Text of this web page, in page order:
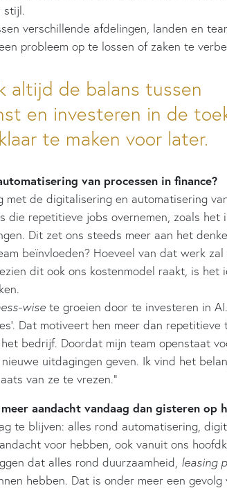
stijl.
verschillende afdelingen, landen en
probleem op te lossen of zaken te
altijd de balans tussen
en investeren in de
te maken voor later.
van processen in finance?
met de digitalisering en automatisering
die repetitieve jobs overnemen, zoals het
Dit zet ons steeds meer aan het
beïnvloeden? Hoeveel van dat werk zal
dit ook ons kostenmodel raakt, is het
wise te groeien door te investeren in
Dat motiveert hen meer dan
bedrijf. Doordat mijn team openstaat
uitdagingen geven. Ik vind het
van ze te vrezen.”
aandacht vandaag dan gisteren op
te blijven: alles rond automatisering,
voor hebben, ook vanuit ons
dat alles rond duurzaamheid, leasing
hebben. Dat is onder meer een